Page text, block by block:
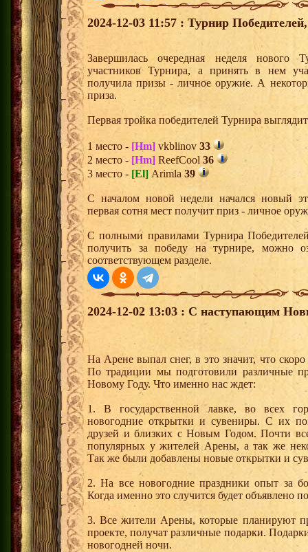
2024-12-03 11:57 : Турнир
Завершилась очередная неделя нового
участников Турнира, а принять в нем
получила призы - личное оружие. А
приза.
Первая тройка победителей Турнира
1 место - [Hm] vkblinov 33
2 место - [Hm] ReefCool 36
3 место - [El] Arimla 39
С началом новой недели начался новый
первая сотня мест получит приз - личное
С полными правилами Турнира
получить за победу на турнире, можно
соответствующем разделе.
2024-12-02 13:03 : С наступающим
На Арене выпал снег, в это значит, что
По традиции мы подготовили различные
Новому Году. Что именно нас ждет:
1. В государственной лавке, во всех
новогодние открытки и сувениры. С их
друзей и близких с Новым Годом. Почти
популярных у жителей Арены, а так же
Так же были добавлены новые открытки и
2. На все новогодние праздники опыт за
Когда именно это случится будет объявлено
3. Все жители Арены, которые планируют
проекте, получат различные подарки.
новогодней ночи.